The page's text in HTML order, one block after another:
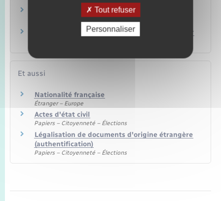
Peut-on avoir plusieurs nationalités en
Carte d'identité / Passeport : comment prouver
Et aussi
Nationalité française
Étranger – Europe
Actes d'état civil
Papiers – Citoyenneté – Élections
Légalisation de documents d'origine étrangère
(authentification)
Papiers – Citoyenneté – Élections
Tout refuser
Personnaliser